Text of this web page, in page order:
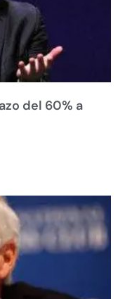
del 60% a